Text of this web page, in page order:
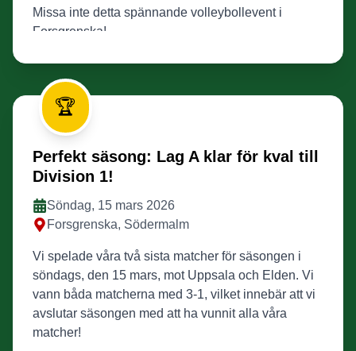
Missa inte detta spännande volleybollevent i
Forsgrenska!
🏆
Perfekt säsong: Lag A klar för kval till
Division 1!
Söndag, 15 mars 2026
Forsgrenska, Södermalm
Vi spelade våra två sista matcher för säsongen i
söndags, den 15 mars, mot Uppsala och Elden. Vi
vann båda matcherna med 3-1, vilket innebär att vi
avslutar säsongen med att ha vunnit alla våra
matcher!